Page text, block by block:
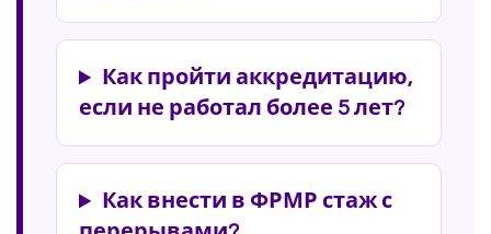
Как пройти аккредитацию,
если не работал более 5 лет?
Как внести в ФРМР стаж с